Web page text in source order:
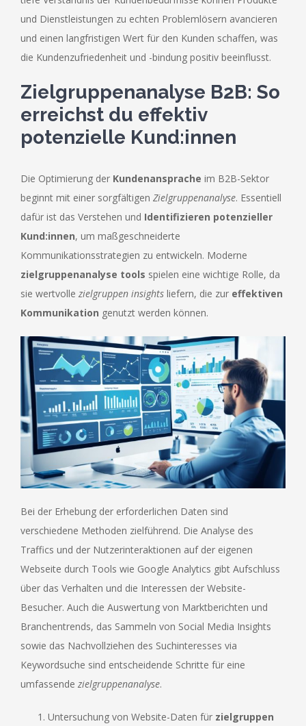
und Dienstleistungen zu echten Problemlösern avancieren
und einen langfristigen Wert für den Kunden schaffen, was
die Kundenzufriedenheit und -bindung positiv beeinflusst.
Zielgruppenanalyse B2B: So
erreichst du effektiv
potenzielle Kund:innen
Die Optimierung der Kundenansprache im B2B-Sektor
beginnt mit einer sorgfältigen Zielgruppenanalyse. Essentiell
dafür ist das Verstehen und Identifizieren potenzieller
Kund:innen, um maßgeschneiderte
Kommunikationsstrategien zu entwickeln. Moderne
zielgruppenanalyse tools spielen eine wichtige Rolle, da
sie wertvolle zielgruppen insights liefern, die zur effektiven
Kommunikation genutzt werden können.
Bei der Erhebung der erforderlichen Daten sind
verschiedene Methoden zielführend. Die Analyse des
Traffics und der Nutzerinteraktionen auf der eigenen
Webseite durch Tools wie Google Analytics gibt Aufschluss
über das Verhalten und die Interessen der Website-
Besucher. Auch die Auswertung von Marktberichten und
Branchentrends, das Sammeln von Social Media Insights
sowie das Nachvollziehen des Suchinteresses via
Keywordsuche sind entscheidende Schritte für eine
umfassende zielgruppenanalyse.
Untersuchung von Website-Daten für zielgruppen